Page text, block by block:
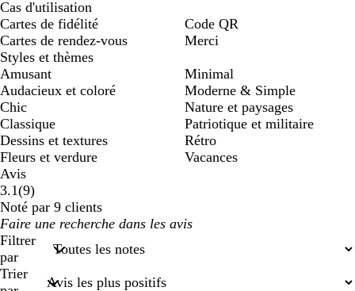
Cas d'utilisation
Cartes de fidélité
Cartes de rendez-vous
Code QR
Merci
Styles et thèmes
Amusant
Audacieux et coloré
Chic
Classique
Dessins et textures
Fleurs et verdure
Minimal
Moderne & Simple
Nature et paysages
Patriotique et militaire
Rétro
Vacances
Avis
3.1(99
avis
)
Noté par 9 clients
Mes
saisies
de
recherche
Filtrer
par
Trier